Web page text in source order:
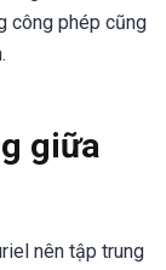
công phép cũng
giữa
nên tập trung